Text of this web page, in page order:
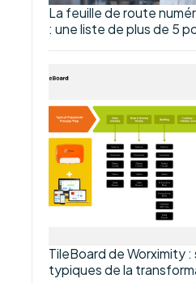
La feuille de route
: une liste de plus de 5
TileBoard de Worximity :
typiques de la